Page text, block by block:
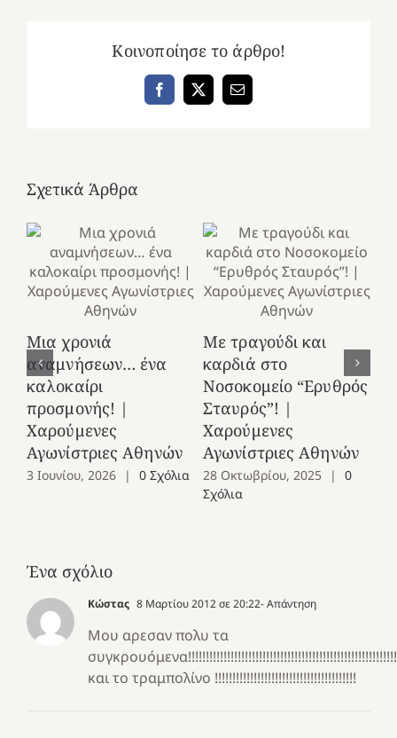
Κοινοποίησε το άρθρο!
Facebook
X Email
Σχετικά Άρθρα
Μια χρονιά
αναμνήσεων… ένα
καλοκαίρι
προσμονής! |
Χαρούμενες
Αγωνίστριες Αθηνών
3 Ιουνίου, 2026 | 0 Σχόλια
Με τραγούδι και
καρδιά στο
Νοσοκομείο “Ερυθρός
Σταυρός”! |
Χαρούμενες
Αγωνίστριες Αθηνών
28 Οκτωβρίου, 2025 |
0
Σχόλια
Ένα σχόλιο
Κώστας 8 Μαρτίου 2012 σε 20:22- Απάντηση
Μου αρεσαν πολυ τα
και το τραμπολίνο !!!!!!!!!!!!!!!!!!!!!!!!!!!!!!!!!!!!!!!!